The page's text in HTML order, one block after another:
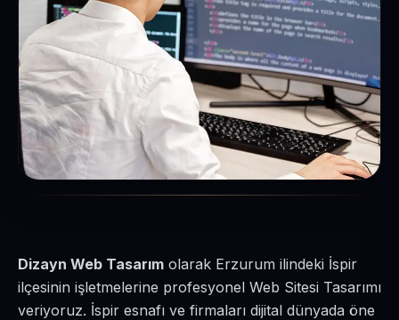
Dizayn Web Tasarım olarak Erzurum ilindeki İspir
ilçesinin işletmelerine profesyonel Web Sitesi Tasarımı
veriyoruz. İspir esnafı ve firmaları dijital dünyada öne